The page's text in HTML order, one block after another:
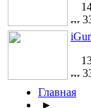
Главная
►